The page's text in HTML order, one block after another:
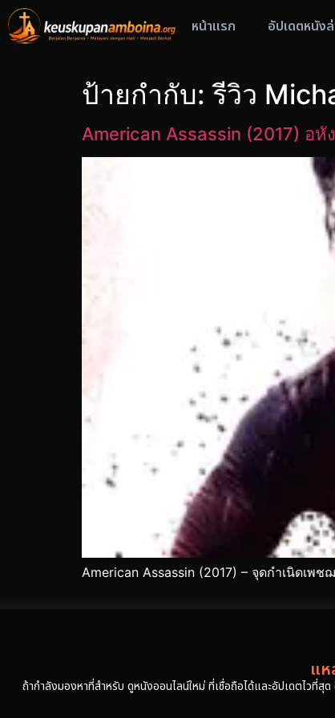
หน้าแรก อัปเดตหนัง
ป้ายกำกับ:รีวิว
American Assassin (2017) อหั
American Assassin (2017) – จุดกำเนิดเพ
แห
ถ้ากำลังมองหาที่สำหรับ ดูหนังออนไลน์ใหม่ ที่เชื่อถือได้และอัปเดตไวที่สุ